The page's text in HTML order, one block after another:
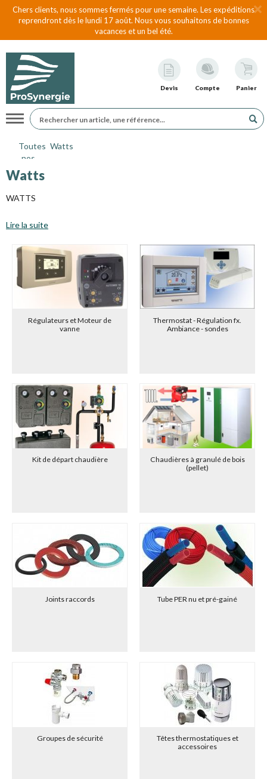
Chers clients, nous sommes fermés pour une semaine. Les expéditions
reprendront dès le lundi 17 août. Nous vous souhaitons de bonnes
vacances et un bel été.
Devis Compte Panier
Navigation
Toutes
nos
marques
Watts
Watts
WATTS
Lire la suite
Régulateurs et Moteur de
vanne
Thermostat - Régulation fx.
Ambiance - sondes
Kit de départ chaudière
Chaudières à granulé de bois
(pellet)
Joints raccords Tube PER nu et pré-gainé
Groupes de sécurité
Têtes thermostatiques et
accessoires